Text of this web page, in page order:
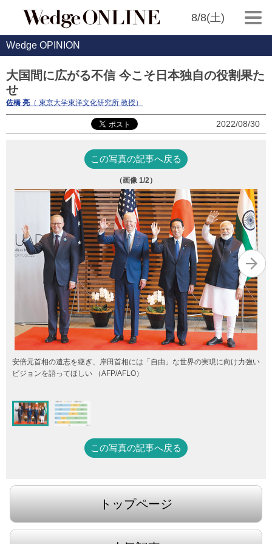
8/8(土)
Wedge OPINION
大国間に広がる不信 今こそ日本独自の役割果た
せ
佐橋 亮 （ 東京大学東洋文化研究所 教授）
2022/08/30
この写真の記事へ戻る
（画像 1/2）
安倍元首相の遺志を継ぎ、岸田首相には「自由」な世界の実現に向け力強い
ビジョンを語ってほしい （AFP/AFLO）
この写真の記事へ戻る
トップページ